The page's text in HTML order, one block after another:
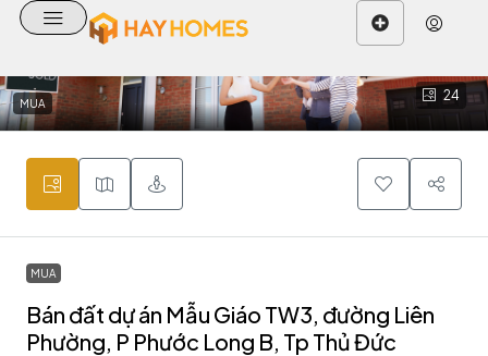
24
MUA
MUA
Bán đất dự án Mẫu Giáo TW3, đường Liên
Phường, P Phước Long B, Tp Thủ Đức